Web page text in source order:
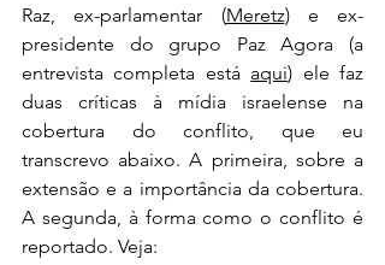
Raz, ex-parlamentar (Meretz) e ex-
presidente do grupo Paz Agora (a
entrevista completa está aqui) ele faz
duas críticas à mídia israelense na
cobertura do conflito, que eu
transcrevo abaixo. A primeira, sobre a
extensão e a importância da cobertura.
A segunda, à forma como o conflito é
reportado. Veja: